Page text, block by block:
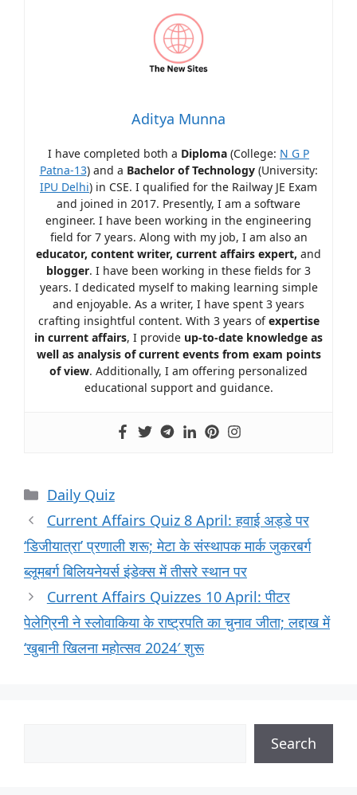
Aditya Munna
I have completed both a Diploma (College: N G P
Patna-13) and a Bachelor of Technology(University:
IPU Delhi) in CSE. I qualified for the Railway JE Exam
and joined in 2017. Presently, I am a software
engineer. I have been working in the engineering
field for 7 years. Along with my job, I am also an
educator, content writer, current affairs expert, and
blogger. I have been working in these fields for 3
years. I dedicated myself to making learning simple
and enjoyable. As a writer, I have spent 3 years
crafting insightful content. With 3 years ofexpertise
in current affairs, I provide up-to-date knowledge as
well as analysis of current events from exam points
of view. Additionally, I am offering personalized
educational support and guidance.
Daily Quiz
Current Affairs Quiz 8 April: हवाई अड्डे पर
‘डिजीयात्रा’ प्रणाली शरू; मेटा के संस्थापक मार्क जुकरबर्ग
ब्लूमबर्ग बिलियनेयर्स इंडेक्स में तीसरे स्थान पर
Current Affairs Quizzes 10 April: पीटर
पेलेग्रिनी ने स्लोवाकिया के राष्ट्रपति का चुनाव जीता; लद्दाख में
‘खुबानी खिलना महोत्सव 2024′ शुरू
Search